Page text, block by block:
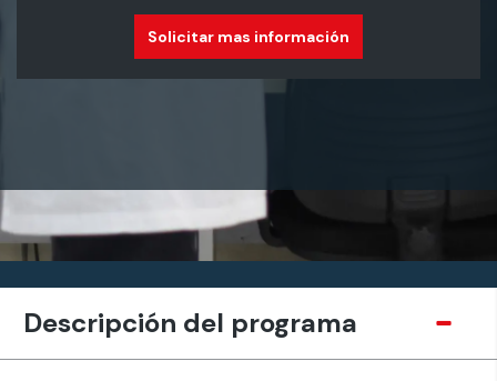
Solicitar mas información
Descripción del programa